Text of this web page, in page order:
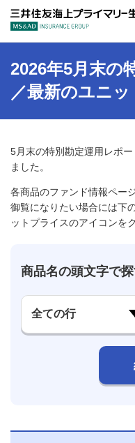
2026年5月末の
／最新のユニ
5月末の特別勘定運用レポ
ました。
各商品のファンド情報ペー
御覧になりたい場合には下
ットプライスのアイコンを
商品名の頭文字で